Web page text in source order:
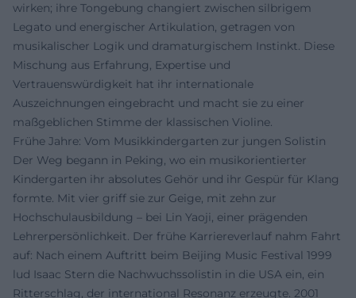
wirken; ihre Tongebung changiert zwischen silbrigem
Legato und energischer Artikulation, getragen von
musikalischer Logik und dramaturgischem Instinkt. Diese
Mischung aus Erfahrung, Expertise und
Vertrauenswürdigkeit hat ihr internationale
Auszeichnungen eingebracht und macht sie zu einer
maßgeblichen Stimme der klassischen Violine.
Frühe Jahre: Vom Musikkindergarten zur jungen Solistin
Der Weg begann in Peking, wo ein musikorientierter
Kindergarten ihr absolutes Gehör und ihr Gespür für Klang
formte. Mit vier griff sie zur Geige, mit zehn zur
Hochschulausbildung – bei Lin Yaoji, einer prägenden
Lehrerpersönlichkeit. Der frühe Karriereverlauf nahm Fahrt
auf: Nach einem Auftritt beim Beijing Music Festival 1999
lud Isaac Stern die Nachwuchssolistin in die USA ein, ein
Ritterschlag, der international Resonanz erzeugte. 2001